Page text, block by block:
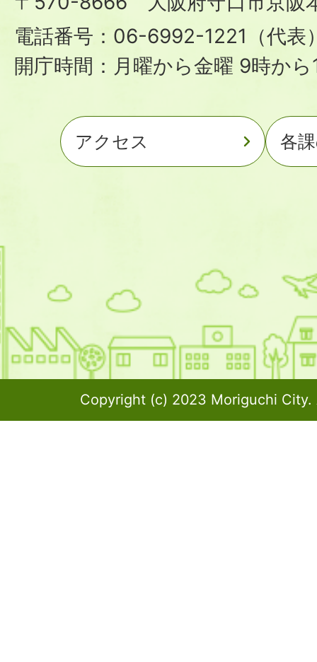
電話番号：06-6992-1221（代表
開庁時間：月曜から金曜 9時か
アクセス 各
Copyright (c) 2023 Moriguchi City.